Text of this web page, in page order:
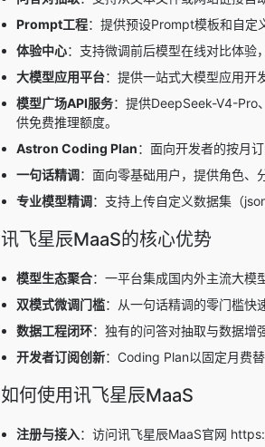
Prompt工程：提供预设Prompt模板和自定
体验中心：支持微调前后模型在线对比体验
大模型应用平台：提供一站式大模型应用开
模型广场API服务：提供DeepSeek-V4-Pro、
供免费推理额度。
Astron Coding Plan：面向开发者的按月
一句话精调：面向零基础用户，提供角色、
专业模型精调：支持上传自定义数据集（
讯飞星辰MaaS的核心优势
模型生态聚合：一平台集成国内外主流大模
双模式微调门槛：从一句话精调的零门槛快
数据工程闭环：独有的问答对抽取与数据增
开发者订阅创新：Coding Plan以固定月费
如何使用讯飞星辰MaaS
注册与接入：访问讯飞星辰MaaS官网